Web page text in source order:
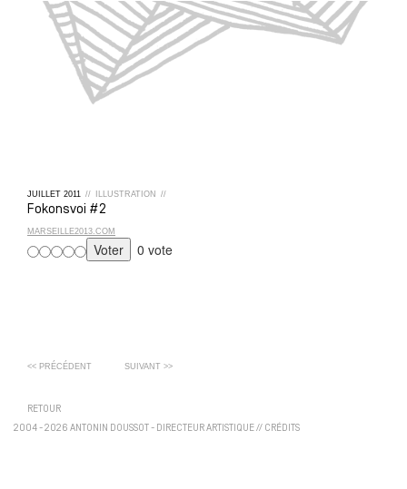
JUILLET 2011 // ILLUSTRATION //
Fokonsvoi #2
MARSEILLE2013.COM
0 vote
<< PRÉCÉDENT SUIVANT >>
RETOUR
2004 - 2026 ANTONIN DOUSSOT - DIRECTEUR ARTISTIQUE// CRÉDITS